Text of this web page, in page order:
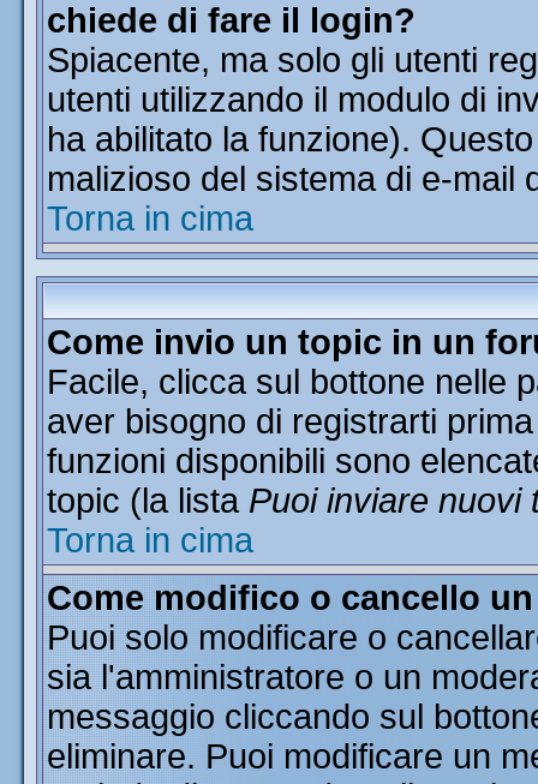
chiede di fare il login?
Spiacente, ma solo gli utenti
utenti utilizzando il modulo di
ha abilitato la funzione).
malizioso del sistema di e-mail
Torna in cima
Come invio un topic in un
Facile, clicca sul bottone nelle
aver bisogno di registrarti
funzioni disponibili sono
topic (la lista Puoi inviare nuovi
Torna in cima
Come modifico o cancello
Puoi solo modificare o
sia l'amministratore o un
messaggio cliccando sul
eliminare. Puoi modificare un